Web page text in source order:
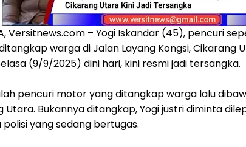
Versitnews.com – Yogi Iskandar (45), pencuri
warga di Jalan Layang Kongsi, Cikarang
(9/9/2025) dini hari, kini resmi jadi tersangka.
pencuri motor yang ditangkap warga lalu
Utara. Bukannya ditangkap, Yogi justri diminta
yang sedang bertugas.